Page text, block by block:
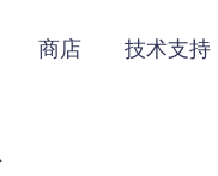
商店 技术支持